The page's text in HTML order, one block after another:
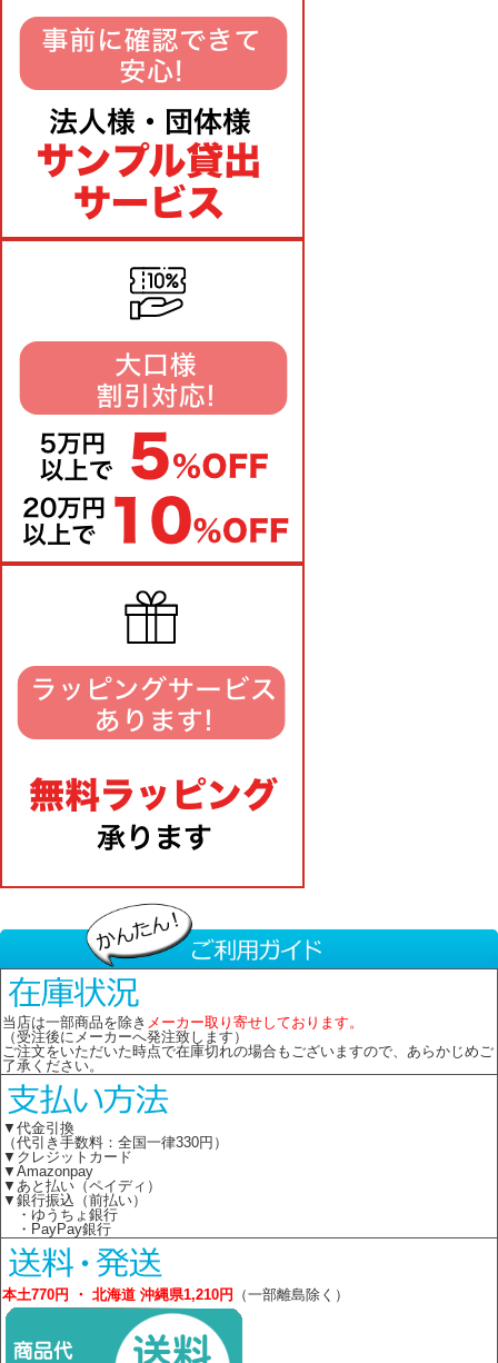
当店は一部商品を除き メーカー取り寄せしております。
（受注後にメーカーへ発注致します）
ご注文をいただいた時点で在庫切れの場合もございますので、あらかじめご
了承ください。
▼代金引換
（代引き手数料：全国一律330円）
▼クレジットカード
▼Amazonpay
▼あと払い（ペイディ）
▼銀行振込（前払い）
・ゆうちょ銀行
・PayPay銀行
本土770円 ・ 北海道 沖縄県1,210円 （一部離島除く）